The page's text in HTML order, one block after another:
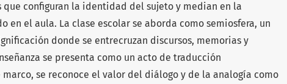
configuran la identidad del sujeto y median en la
en el aula. La clase escolar se aborda como semiosfera, un
donde se entrecruzan discursos, memorias y
se presenta como un acto de traducción
se reconoce el valor del diálogo y de la analogía como